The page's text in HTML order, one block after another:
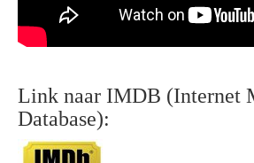
Link naar IMDB (Internet
Database):